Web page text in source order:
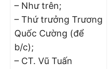
– Như trên;
– Thứ trưởng Trương
Quốc Cường (để
b/c);
– CT. Vũ Tuấn